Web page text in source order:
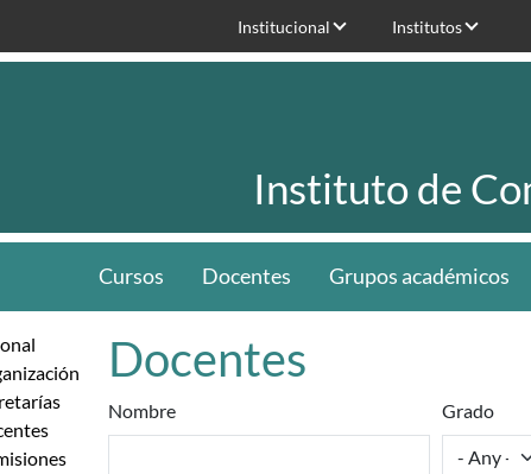
Institucional Institutos
Instituto de
Cursos Docentes Grupos académicos
Docentes
Nombre Grado